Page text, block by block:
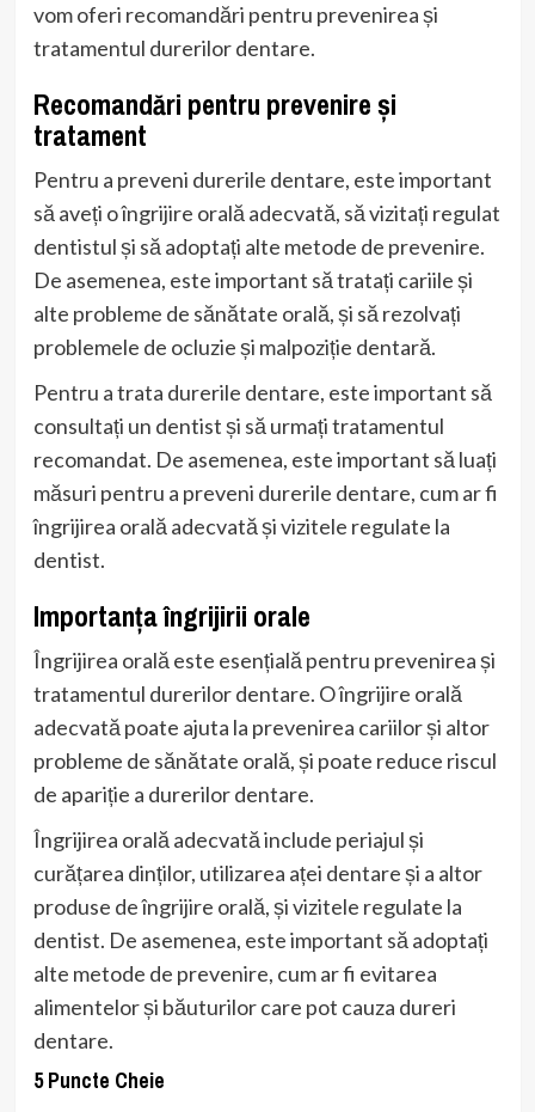
vom oferi recomandări pentru prevenirea și
tratamentul durerilor dentare.
Recomandări pentru prevenire și
tratament
Pentru a preveni durerile dentare, este important
să aveți o îngrijire orală adecvată, să vizitați regulat
dentistul și să adoptați alte metode de prevenire.
De asemenea, este important să tratați cariile și
alte probleme de sănătate orală, și să rezolvați
problemele de ocluzie și malpoziție dentară.
Pentru a trata durerile dentare, este important să
consultați un dentist și să urmați tratamentul
recomandat. De asemenea, este important să luați
măsuri pentru a preveni durerile dentare, cum ar fi
îngrijirea orală adecvată și vizitele regulate la
dentist.
Importanța îngrijirii orale
Îngrijirea orală este esențială pentru prevenirea și
tratamentul durerilor dentare. O îngrijire orală
adecvată poate ajuta la prevenirea cariilor și altor
probleme de sănătate orală, și poate reduce riscul
de apariție a durerilor dentare.
Îngrijirea orală adecvată include periajul și
curățarea dinților, utilizarea aței dentare și a altor
produse de îngrijire orală, și vizitele regulate la
dentist. De asemenea, este important să adoptați
alte metode de prevenire, cum ar fi evitarea
alimentelor și băuturilor care pot cauza dureri
dentare.
5 Puncte Cheie